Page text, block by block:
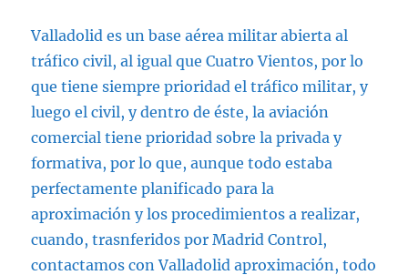
Valladolid es un base aérea militar abierta al
tráfico civil, al igual que Cuatro Vientos, por lo
que tiene siempre prioridad el tráfico militar, y
luego el civil, y dentro de éste, la aviación
comercial tiene prioridad sobre la privada y
formativa, por lo que, aunque todo estaba
perfectamente planificado para la
aproximación y los procedimientos a realizar,
cuando, trasnferidos por Madrid Control,
contactamos con Valladolid aproximación, todo